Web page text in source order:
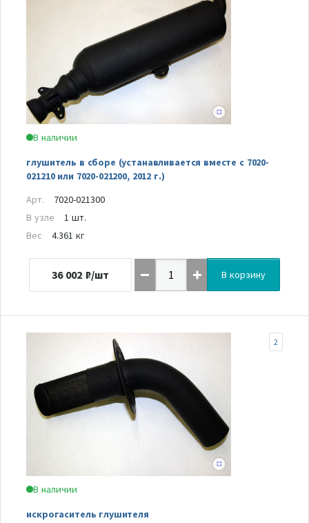
В наличии
глушитель в сборе (устанавливается вместе с 7020-
021210 или 7020-021200, 2012 г.)
Арт.
7020-021300
В узле
1 шт.
Вес
4.361 кг
36 002 ₽/шт В корзину
В наличии
искрогаситель глушителя
2